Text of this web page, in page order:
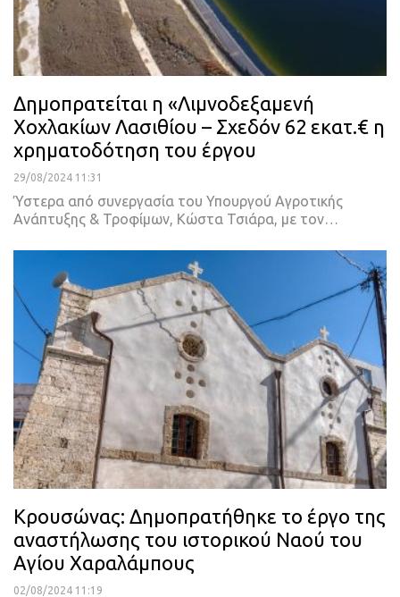
Δημοπρατείται η «Λιμνοδεξαμενή
Χοχλακίων Λασιθίου – Σχεδόν 62 εκατ.€ η
χρηματοδότηση του έργου
29/08/2024 11:31
Ύστερα από συνεργασία του Υπουργού Αγροτικής
Ανάπτυξης & Τροφίμων, Κώστα Τσιάρα, με τον…
Κρουσώνας: Δημοπρατήθηκε το έργο της
αναστήλωσης του ιστορικού Ναού του
Αγίου Χαραλάμπους
02/08/2024 11:19